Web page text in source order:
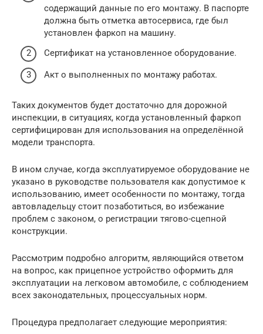
содержащий данные по его монтажу. В паспорте
должна быть отметка автосервиса, где был
установлен фаркоп на машину.
Сертификат на установленное оборудование.
Акт о выполненных по монтажу работах.
Таких документов будет достаточно для дорожной
инспекции, в ситуациях, когда установленный фаркоп
сертифицирован для использования на определённой
модели транспорта.
В ином случае, когда эксплуатируемое оборудование не
указано в руководстве пользователя как допустимое к
использованию, имеет особенности по монтажу, тогда
автовладельцу стоит позаботиться, во избежание
проблем с законом, о регистрации тягово-сцепной
конструкции.
Рассмотрим подробно алгоритм, являющийся ответом
на вопрос, как прицепное устройство оформить для
эксплуатации на легковом автомобиле, с соблюдением
всех законодательных, процессуальных норм.
Процедура предполагает следующие мероприятия: